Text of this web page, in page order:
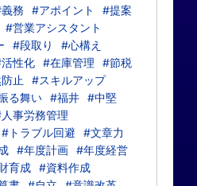
務 #アポイント
#提案
#営業アシスタント
#段取り
#心構え
性化 #在庫管理
#節税
止
#スキルアップ
る舞い #福井 #中堅
事労務管理
#トラブル回避
#文章力
#年度計画 #年度経営
育成 #資料作成